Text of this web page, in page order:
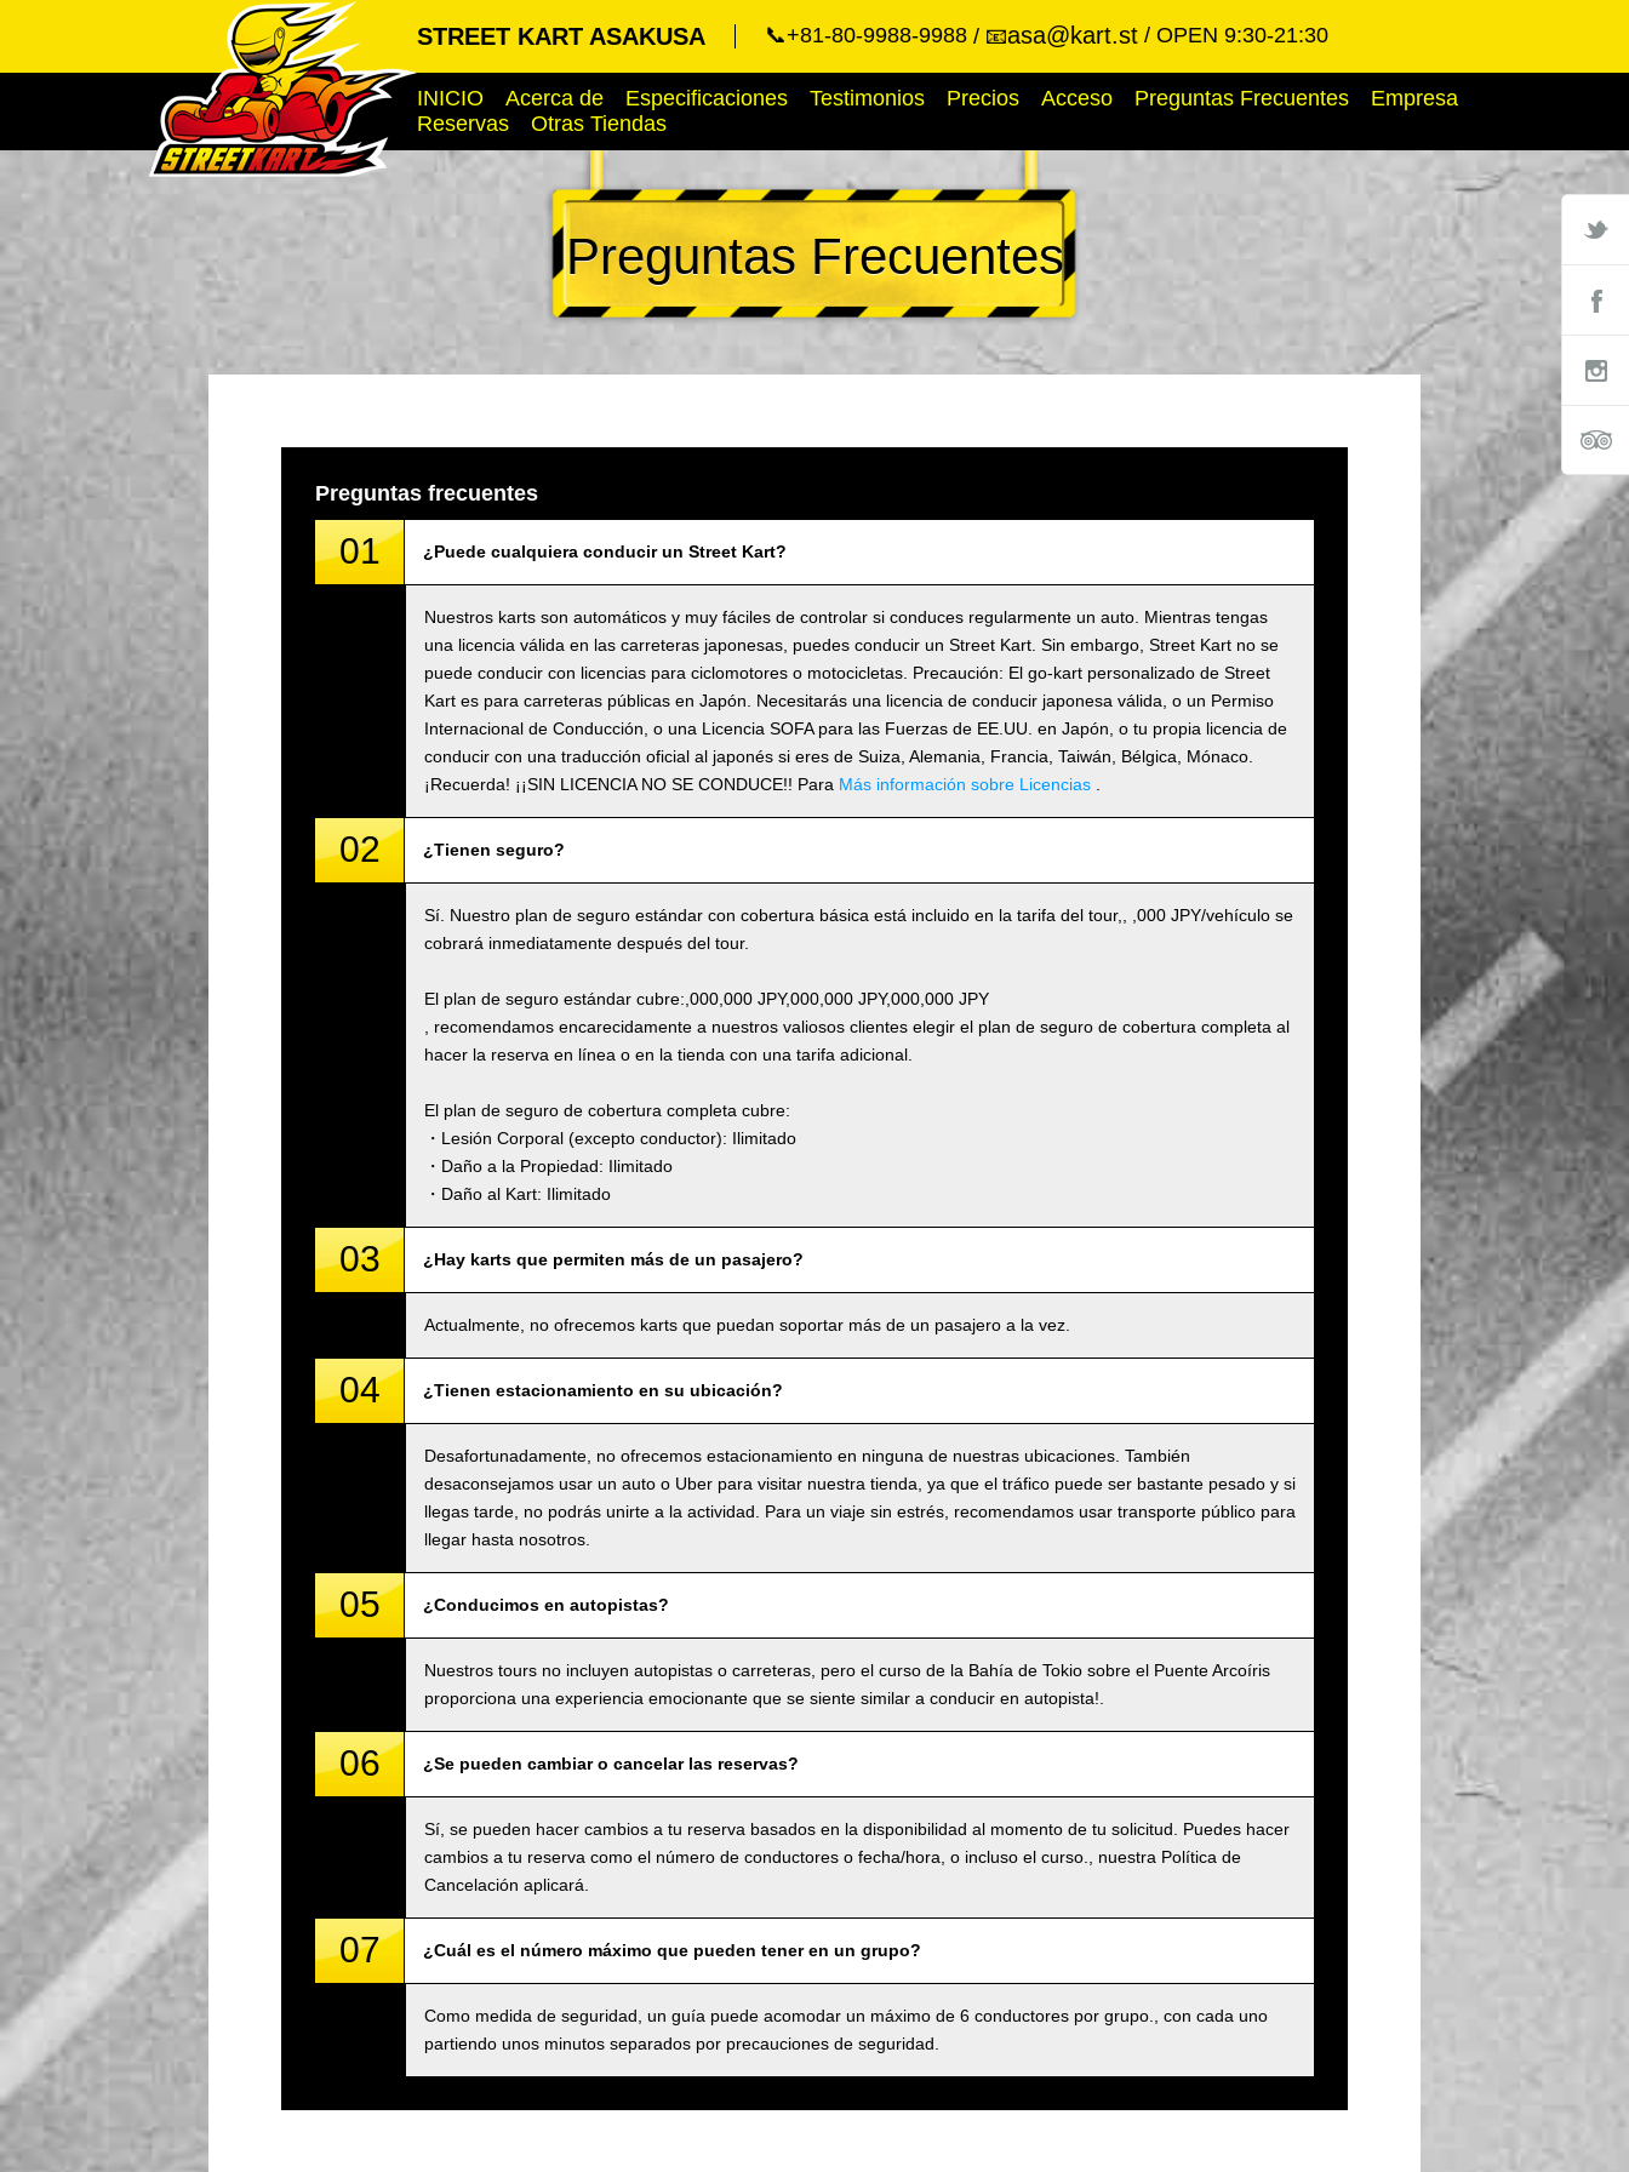
STREET KART ASAKUSA 📞+81-80-9988-9988 📧asa@kart.st OPEN 9:30-21:30
INICIO Acerca de Especificaciones Testimonios Precios Acceso Preguntas Frecuentes
Empresa
Reservas
Otras Tiendas
Preguntas Frecuentes
Preguntas frecuentes
01 ¿Puede cualquiera conducir un Street Kart?
Nuestros karts son automáticos y muy fáciles de controlar si conduces regularmente un auto. Mientras tengas
una licencia válida en las carreteras japonesas, puedes conducir un Street Kart. Sin embargo, Street Kart no se
puede conducir con licencias para ciclomotores o motocicletas. Precaución: El go-kart personalizado de Street
Kart es para carreteras públicas en Japón. Necesitarás una licencia de conducir japonesa válida, o un Permiso
Internacional de Conducción, o una Licencia SOFA para las Fuerzas de EE.UU. en Japón, o tu propia licencia de
conducir con una traducción oficial al japonés si eres de Suiza, Alemania, Francia, Taiwán, Bélgica, Mónaco.
¡Recuerda! ¡¡SIN LICENCIA NO SE CONDUCE!! Para Más información sobre Licencias
02 ¿Tienen seguro?
Sí. Nuestro plan de seguro estándar con cobertura básica está incluido en la tarifa del tour,, ,000 JPY/vehículo se
cobrará inmediatamente después del tour.
El plan de seguro estándar cubre:,000,000 JPY,000,000 JPY,000,000 JPY
, recomendamos encarecidamente a nuestros valiosos clientes elegir el plan de seguro de cobertura completa al
hacer la reserva en línea o en la tienda con una tarifa adicional.
El plan de seguro de cobertura completa cubre:
・Lesión Corporal (excepto conductor): Ilimitado
・Daño a la Propiedad: Ilimitado
・Daño al Kart: Ilimitado
03 ¿Hay karts que permiten más de un pasajero?
Actualmente, no ofrecemos karts que puedan soportar más de un pasajero a la vez.
04 ¿Tienen estacionamiento en su ubicación?
Desafortunadamente, no ofrecemos estacionamiento en ninguna de nuestras ubicaciones. También
desaconsejamos usar un auto o Uber para visitar nuestra tienda, ya que el tráfico puede ser bastante pesado y si
llegas tarde, no podrás unirte a la actividad. Para un viaje sin estrés, recomendamos usar transporte público para
llegar hasta nosotros.
05 ¿Conducimos en autopistas?
Nuestros tours no incluyen autopistas o carreteras, pero el curso de la Bahía de Tokio sobre el Puente Arcoíris
proporciona una experiencia emocionante que se siente similar a conducir en autopista!.
06 ¿Se pueden cambiar o cancelar las reservas?
Sí, se pueden hacer cambios a tu reserva basados en la disponibilidad al momento de tu solicitud. Puedes hacer
cambios a tu reserva como el número de conductores o fecha/hora, o incluso el curso., nuestra Política de
Cancelación aplicará.
07 ¿Cuál es el número máximo que pueden tener en un grupo?
Como medida de seguridad, un guía puede acomodar un máximo de 6 conductores por grupo., con cada uno
partiendo unos minutos separados por precauciones de seguridad.